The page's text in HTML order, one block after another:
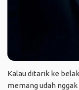
Kalau ditarik ke
memang udah